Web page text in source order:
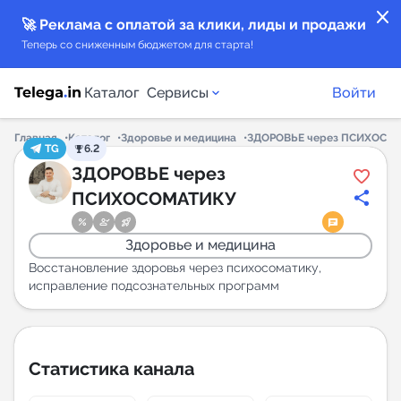
close
🚀 Реклама с оплатой за клики, лиды и продажи
Теперь со сниженным бюджетом для старта!
Каталог Сервисы
Каталог каналов
Каталог ботов
Горящие предложения
Индекс читаемости каналов в Telegram
New
Аналитика MAX каналов
Войти
Главная Каталог Здоровье и медицина
ЗДОРОВЬЕ через
TG
6.2
ЗДОРОВЬЕ через
ПСИХОСОМАТИКУ
Здоровье и медицина
Восстановление здоровья через психосоматику,
исправление подсознательных программ
Статистика канала